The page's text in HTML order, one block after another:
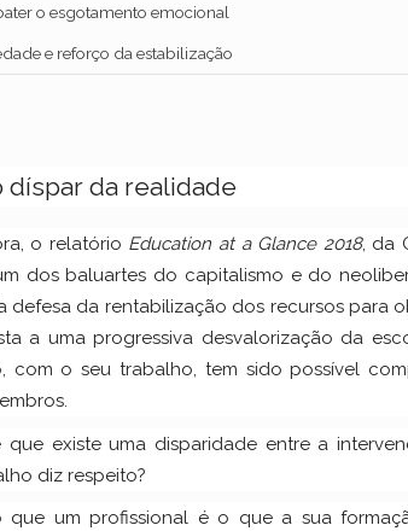
o esgotamento emocional
e reforço da estabilização
díspar da realidade
o relatório Education at a Glance 2018, da
dos baluartes do capitalismo e do
defesa da rentabilização dos recursos para
a uma progressiva desvalorização da
com o seu trabalho, tem sido possível
que existe uma disparidade entre a
diz respeito?
que um profissional é o que a sua